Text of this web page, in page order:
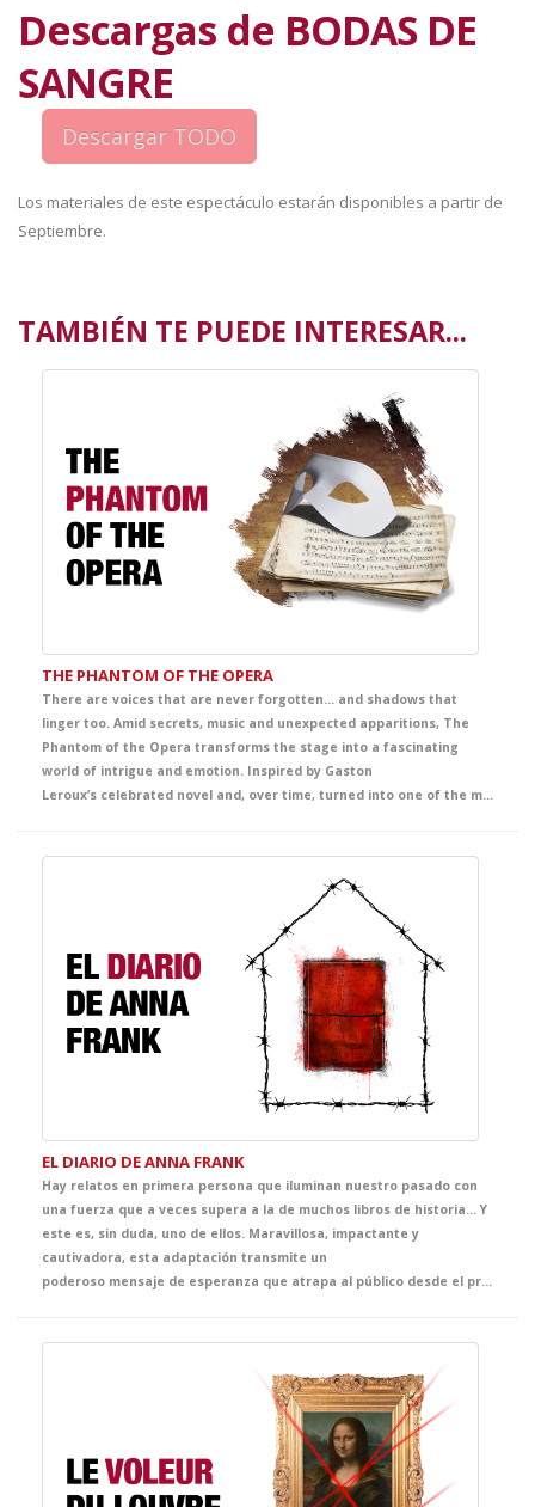
Descargas de BODAS DE
SANGRE
Los materiales de este espectáculo estarán disponibles a partir de
Septiembre.
TAMBIÉN TE PUEDE INTERESAR...
THE PHANTOM OF THE OPERA
There are voices that are never forgotten… and shadows that
linger too. Amid secrets, music and unexpected apparitions, The
Phantom of the Opera transforms the stage into a fascinating
world of intrigue and emotion. Inspired by Gaston
EL DIARIO DE ANNA FRANK
Hay relatos en primera persona que iluminan nuestro pasado con
una fuerza que a veces supera a la de muchos libros de historia… Y
este es, sin duda, uno de ellos. Maravillosa, impactante y
cautivadora, esta adaptación transmite un